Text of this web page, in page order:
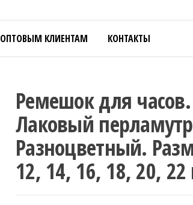
ОПТОВЫМ КЛИЕНТАМ КОНТАКТЫ
Ремешок для часов.
Лаковый
Разноцветный.
12, 14, 16, 18, 20,